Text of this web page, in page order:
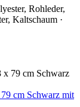
Rohleder,
Kaltschaum ·
cm Schwarz mit